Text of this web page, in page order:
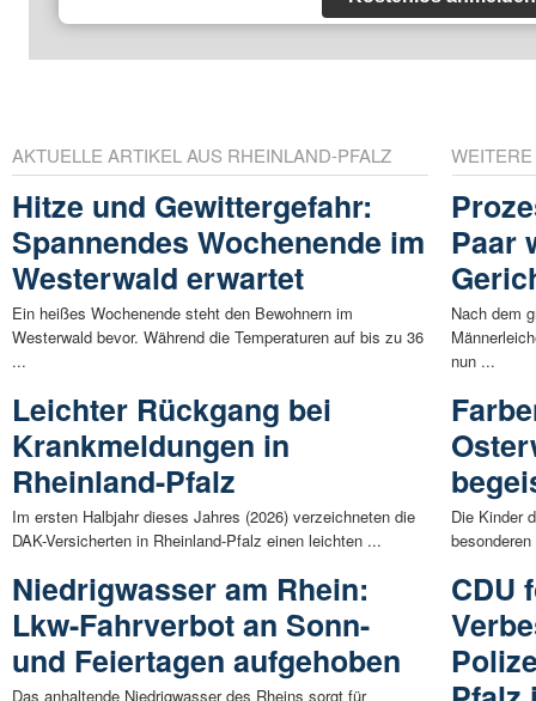
AKTUELLE ARTIKEL AUS RHEINLAND-PFALZ
Hitze und Gewittergefahr:
Spannendes Wochenende im
Westerwald erwartet
Ein heißes Wochenende steht den Bewohnern im
Westerwald bevor. Während die Temperaturen auf bis zu 36
...
Leichter Rückgang bei
Krankmeldungen in
Rheinland-Pfalz
Im ersten Halbjahr dieses Jahres (2026) verzeichneten die
DAK-Versicherten in Rheinland-Pfalz einen leichten ...
Niedrigwasser am Rhein:
Lkw-Fahrverbot an Sonn-
und Feiertagen aufgehoben
Das anhaltende Niedrigwasser des Rheins sorgt für
Paar
Nach dem
nun ...
Die Kinder
CDU